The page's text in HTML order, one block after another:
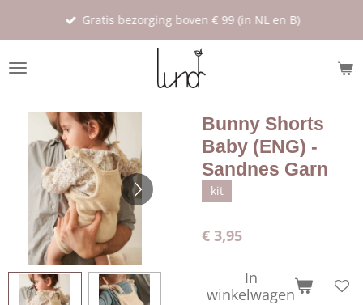
de
Gratis bezorging boven € 99 (in NL en B)
Bunny Shorts
Baby (ENG) -
Sandnes Garn
kit
€ 3,95
In
winkelwagen